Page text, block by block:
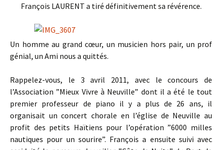
François LAURENT a tiré définitivement sa révérence.
Un homme au grand cœur, un musicien hors pair, un prof
génial, un Ami nous a quittés.
Rappelez-vous, le 3 avril 2011, avec le concours de
l’Association ”Mieux Vivre à Neuville” dont il a été le tout
premier professeur de piano il y a plus de 26 ans, il
organisait un concert chorale en l’église de Neuville au
profit des petits Haïtiens pour l’opération ”6000 milles
nautiques pour un sourire”. François a ensuite suivi avec